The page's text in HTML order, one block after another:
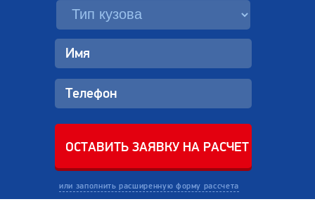
или заполнить расширенную форму рассчета